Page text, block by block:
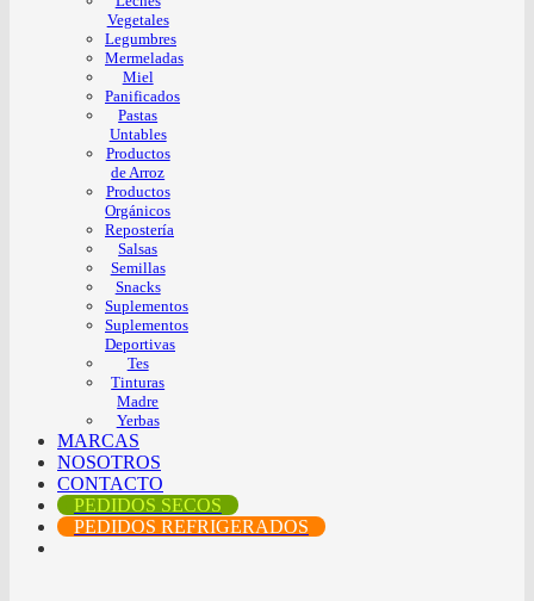
Vegetales
Legumbres
Mermeladas
Miel
Panificados
Pastas
Untables
Productos
de Arroz
Productos
Orgánicos
Repostería
Salsas
Semillas
Snacks
Suplementos
Suplementos
Deportivas
Tes
Tinturas
Madre
Yerbas
MARCAS
NOSOTROS
CONTACTO
PEDIDOS SECOS
PEDIDOS REFRIGERADOS